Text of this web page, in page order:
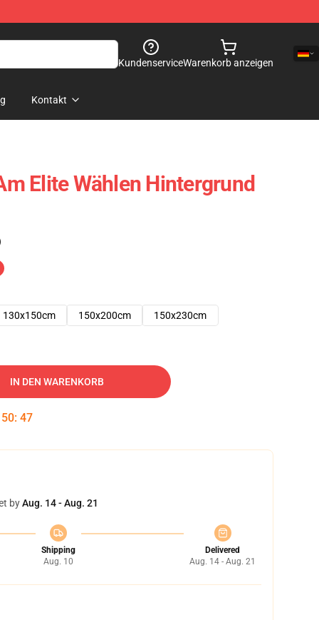
KundenserviceWarenkorb anzeigen
Kontakt
Elite Wählen Hintergrund
130x150cm 150x200cm 150x230cm
IN DEN WARENKORB
50: 46
byAug. 14 - Aug. 21
Shipping
Aug. 10
Delivered
Aug. 14 - Aug. 21